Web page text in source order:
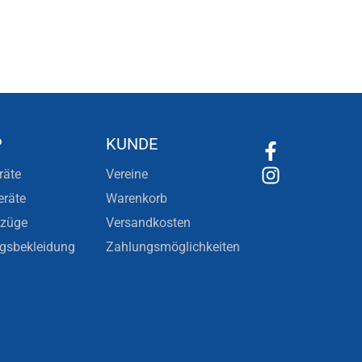
KUNDE
Vereine
Warenkorb
Versandkosten
Zahlungsmöglichkeiten